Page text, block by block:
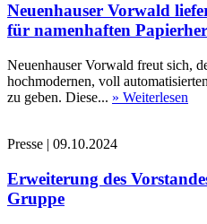
Neuenhauser Vorwald
für namenhaften
Neuenhauser Vorwald freut sich,
hochmodernen, voll
zu geben. Diese... » Weiterlesen
Presse | 09.10.2024
Erweiterung des
Gruppe